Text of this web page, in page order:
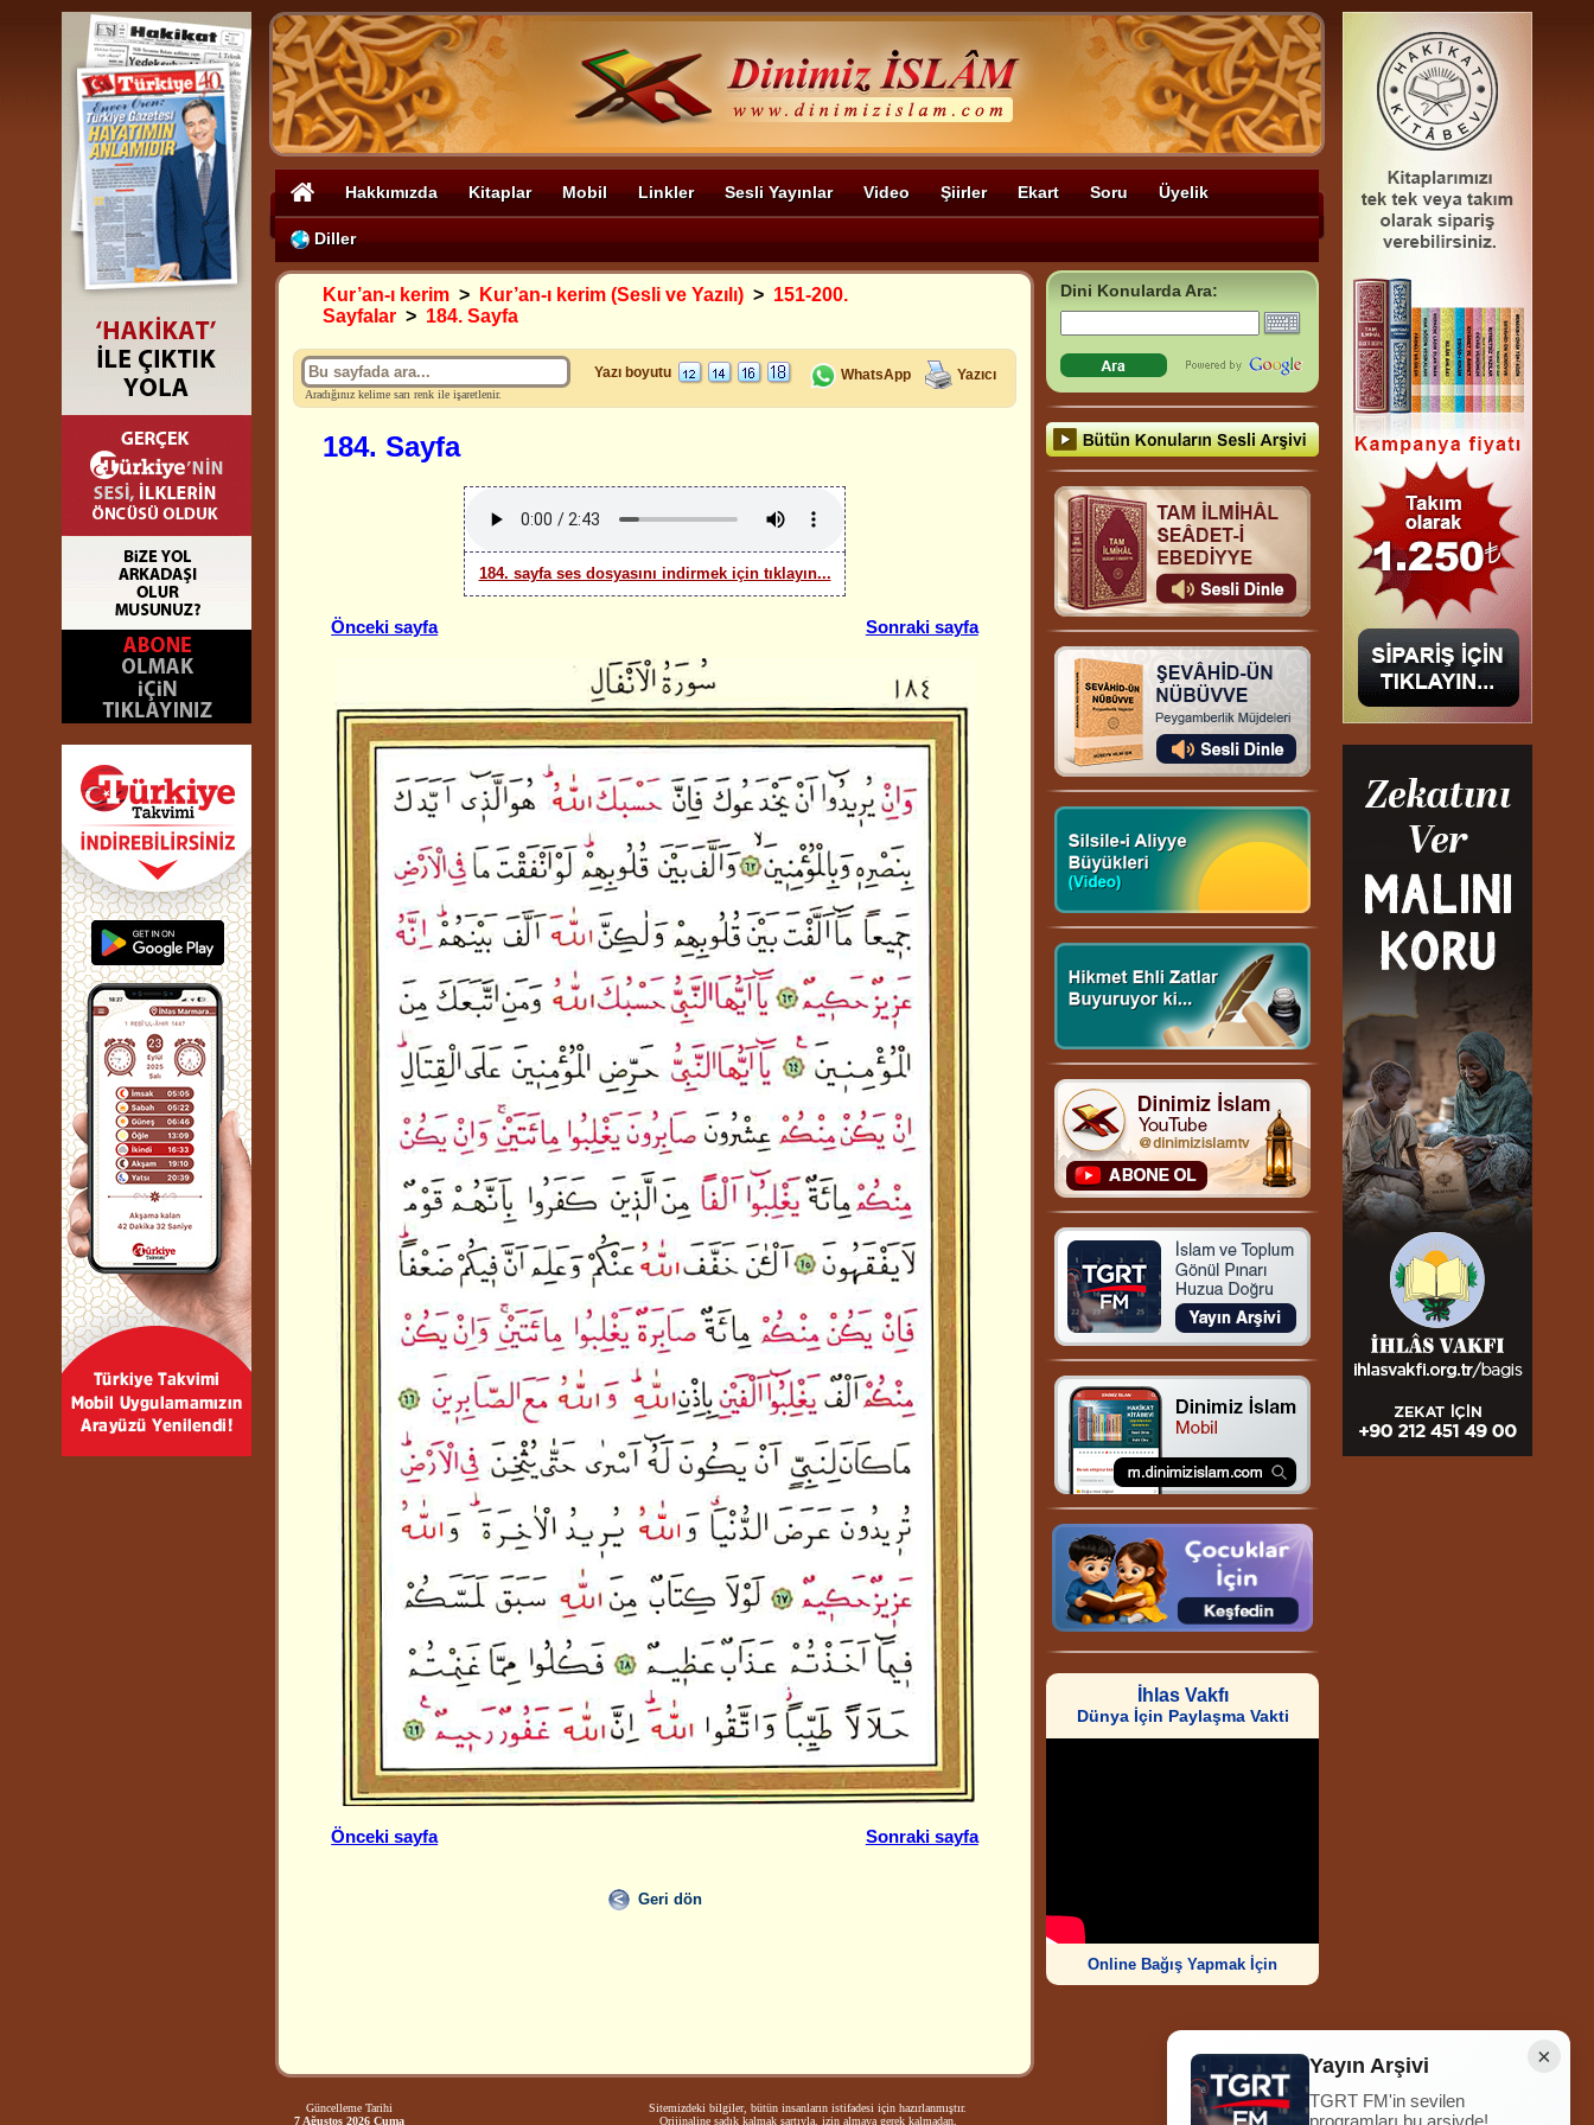
Hakkımızda Kitaplar Mobil Linkler Sesli Yayınlar Video Şiirler Ekart Soru Üyelik
Diller
Kur’an-ı kerim > Kur’an-ı kerim (Sesli ve Yazılı) > 151-200.
Sayfalar > 184. Sayfa
Aradığınız kelime sarı renk ile işaretlenir.
Yazı boyutu WhatsApp Yazıcı
184. Sayfa
184. sayfa ses dosyasını indirmek için tıklayın...
Önceki sayfa Sonraki sayfa
Önceki sayfa Sonraki sayfa
Geri dön
Dini Konularda Ara:
İhlas Vakfı
Dünya İçin Paylaşma Vakti
Online Bağış Yapmak İçin
Güncelleme Tarihi
7 Ağustos 2026 Cuma
Sitemizdeki bilgiler, bütün insanların istifadesi için hazırlanmıştır.
Orijinaline sadık kalmak şartıyla, izin almaya gerek kalmadan,
Ziyaretçi Sayısı
252.009.033
×
Yayın Arşivi
TGRT FM'in sevilen
programları bu arşivde!